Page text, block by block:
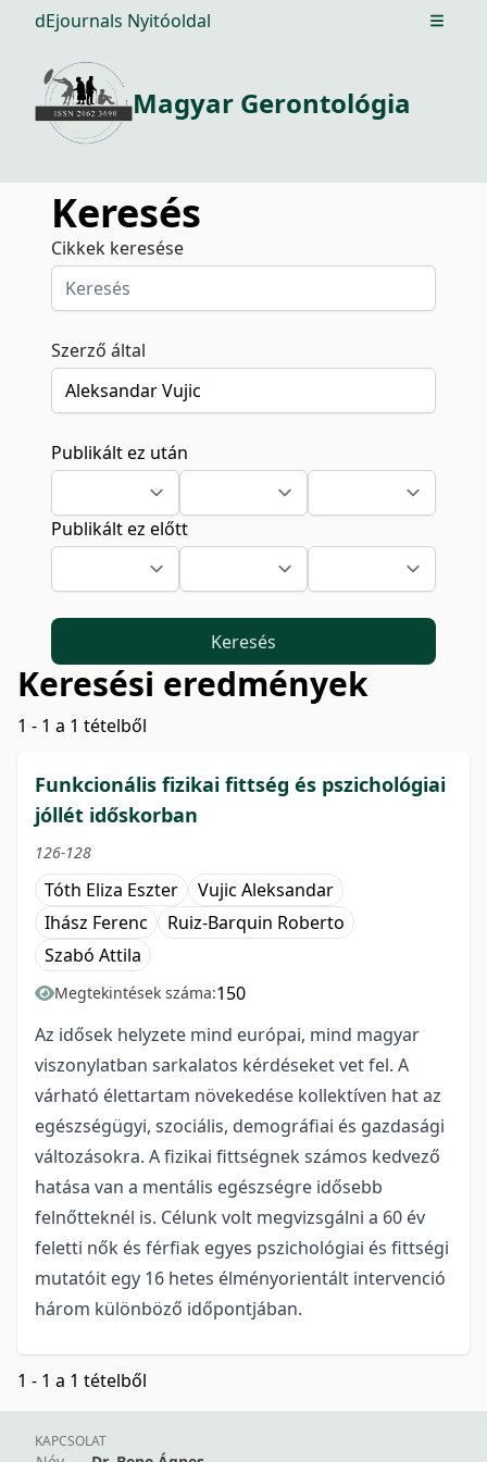
dEjournals Nyitóoldal Open
Magyar Gerontológia
Keresés
Cikkek keresése
Szerző által
Publikált ez után
Publikált ez előtt
Keresés
Keresési eredmények
1 - 1 a 1 tételből
Funkcionális fizikai fittség és pszichológiai
jóllét időskorban
126-128
Tóth Eliza Eszter
Vujic Aleksandar
Ihász Ferenc
Ruiz-Barquin Roberto
Szabó Attila
Megtekintések száma:150
Az idősek helyzete mind európai, mind magyar
viszonylatban sarkalatos kérdéseket vet fel. A
várható élettartam növekedése kollektíven hat az
egészségügyi, szociális, demográfiai és gazdasági
változásokra. A fizikai fittségnek számos kedvező
hatása van a mentális egészségre idősebb
felnőtteknél is. Célunk volt megvizsgálni a 60 év
feletti nők és férfiak egyes pszichológiai és fittségi
mutatóit egy 16 hetes élményorientált intervenció
három különböző időpontjában.
1 - 1 a 1 tételből
KAPCSOLAT